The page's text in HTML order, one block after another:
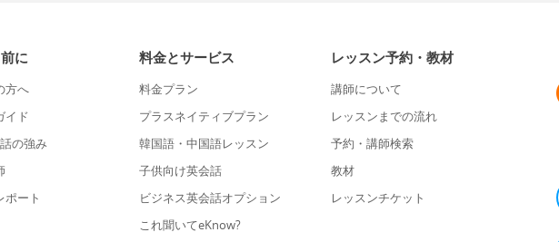
に
方へ
イド
の強み
ポート
料金とサービス
料金プラン
プラスネイティブプラン
韓国語・中国語レッスン
子供向け英会話
ビジネス英会話オプション
これ聞いてeKnow?
レッスン予約・教材
講師について
レッスンまでの流れ
予約・講師検索
教材
レッスンチケット